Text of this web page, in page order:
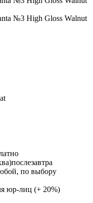
послезавтра
по выбору
юр-лиц (+ 20%)